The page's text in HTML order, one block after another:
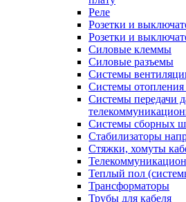
Реле
Розетки и
Розетки и
Силовые клеммы
Силовые разъемы
Системы
Системы
Системы передачи
Системы сборных
Стабилизаторы
Стяжки, хомуты
Теплый пол
Трансформаторы
Трубы для кабеля